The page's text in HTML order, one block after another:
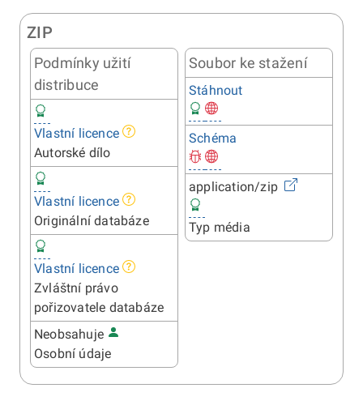
ZIP
Podmínky užití
distribuce
Vlastní licence
Autorské dílo
Vlastní licence
Originální databáze
Vlastní licence
Zvláštní právo
pořizovatele databáze
Neobsahuje
Osobní údaje
Soubor ke stažení
Stáhnout
Schéma
application/zip
Typ média